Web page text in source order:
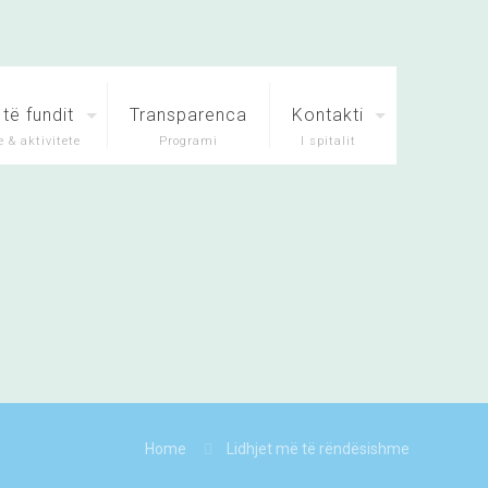
të fundit
& aktivitete
Transparenca
Programi
Kontakti
I spitalit
Home Lidhjet më të rëndësishme